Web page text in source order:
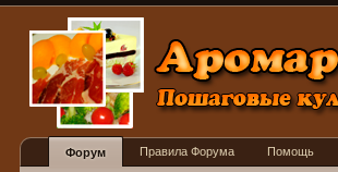
Форум Правила Форума Помощь